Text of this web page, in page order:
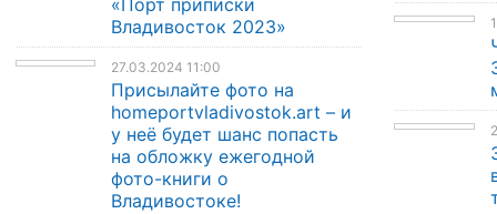
«Порт приписки
Владивосток 2023»
27.03.2024 11:00
Присылайте фото на
homeportvladivostok.art – и
у неё будет шанс попасть
на обложку ежегодной
фото-книги о
Владивостоке!